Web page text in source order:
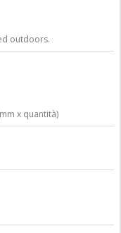
outdoors.
x quantità)